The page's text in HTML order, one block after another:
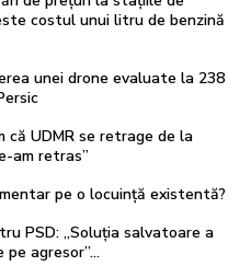
costul unui litru de benzină
unei drone evaluate la 238
că UDMR se retrage de la
am retras”
pe o locuință existentă?
PSD: „Soluția salvatoare a
agresor”…